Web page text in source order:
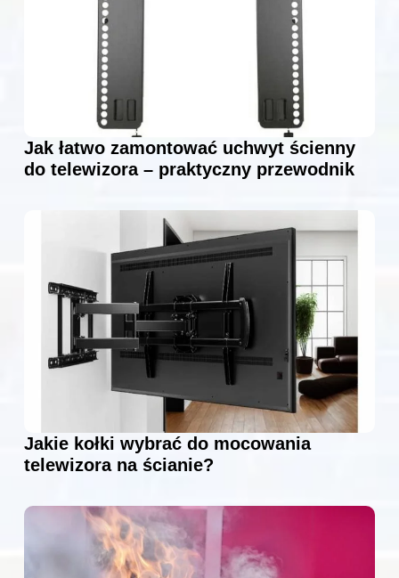
Jak łatwo zamontować uchwyt ścienny
do telewizora – praktyczny przewodnik
Jakie kołki wybrać do mocowania
telewizora na ścianie?